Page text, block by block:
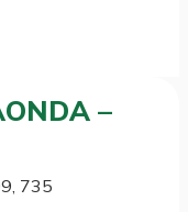
–
735